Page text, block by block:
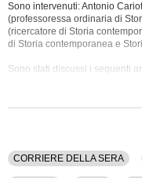
Sono intervenuti: Antonio
(professoressa ordinaria di
(ricercatore di Storia
di Storia contemporanea e
Sono stati discussi i seguenti
CORRIERE DELLA SERA